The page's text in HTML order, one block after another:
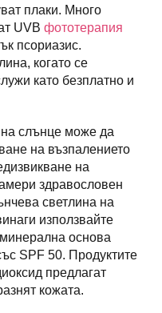
плаки. Много
UVB фототерапия
псориазис.
когато се
като безплатно и
на слънце може да
на възпалението
на
здравословен
светлина на
използвайте
основа
SPF 50. Продуктите
предлагат
кожата.